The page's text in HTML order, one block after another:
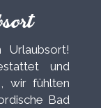
Urlaubsort!
und
wir fühlten
Bad